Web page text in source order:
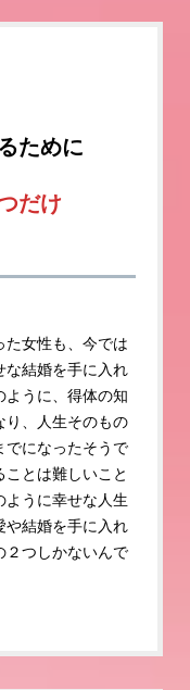
ために
だけ
た女性も、今では
な結婚を手に入れ
ように、得体の知
り、人生そのもの
でになったそうで
とは難しいこと
ように幸せな人生
や結婚を手に入れ
２つしかないんで